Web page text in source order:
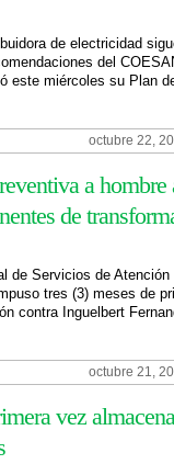
de electricidad
del
este miércoles su Plan
octubre 22,
a hombre
de
de Servicios de
tres (3) meses de
contra Inguelbert
octubre 21,
vez